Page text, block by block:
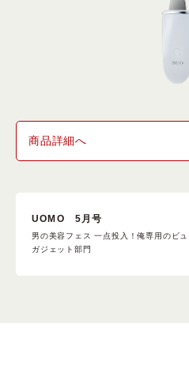
商品詳細へ
UOMO 5月号
男の美容フェス 一点投入！俺専用のビ
ガジェット部門